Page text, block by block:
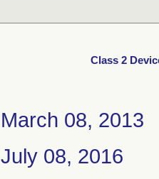
Class 2
March 08, 2013
July 08, 2016